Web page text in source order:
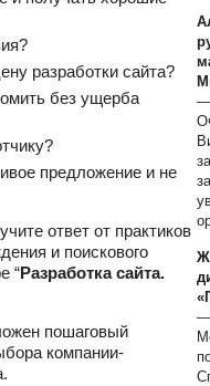
разработки сайта?
без ущерба
предложение и не
ответ от практиков
и поискового
“Разработка сайта.
пошаговый
компании-